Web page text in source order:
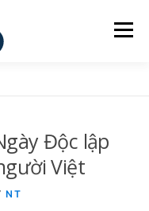
Menu
HOẠT Độc lập
Việt
NT